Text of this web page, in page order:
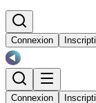
Connexion
Connexion